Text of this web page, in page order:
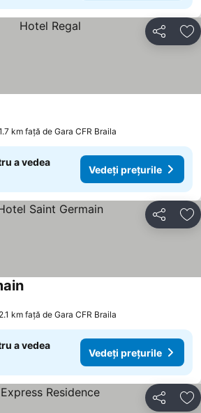
Distribuiți
km faţă de Gara CFR Braila
a vedea
Vedeți prețurile
Distribuiți
2.1 km faţă de Gara CFR Braila
a vedea
Vedeți prețurile
Distribuiți